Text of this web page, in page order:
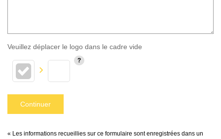
Veuillez déplacer le logo dans le cadre vide
Continuer
« Les informations recueillies sur ce formulaire sont enregistrées dans un